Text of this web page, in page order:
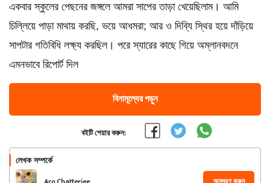
একবার স্কুলের পেছনের জঙ্গলে আমরা সাপের তাড়া খেয়েছিলাম। আমি
চিল্লিয়ে পাড়া মাথায় করছি, ভয়ে আধমরা; আর ও দিব্যি স্থির হয়ে দাঁড়িয়ে
সাপটার গতিবিধি লক্ষ্য করছিল। পরে স্যারের কাছে গিয়ে অম্লানবদনে
এমনভাবে রিপোর্ট দিল
বিনামূল্যের পড়ুন
বইটি শেয়ার করুন:
লেখক সম্পর্কে